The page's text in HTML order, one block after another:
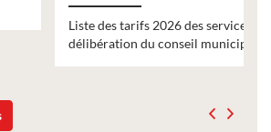
des services municipaux,
municipal du 19 décembre 2025